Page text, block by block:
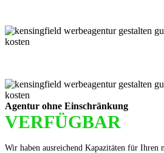
Agentur ohne Einschränkung
VERFÜGBAR
Wir haben ausreichend Kapazitäten für Ihren